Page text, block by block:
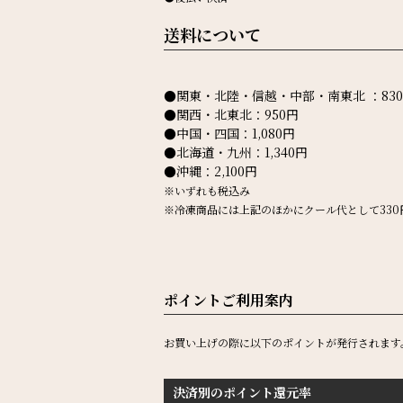
送料について
●関東・北陸・信越・中部・南東北 ：
●関西・北東北：950円
●中国・四国：1,080円
●北海道・九州：1,340円
●沖縄：2,100円
※いずれも税込み
※冷凍商品には上記のほかにクール代として330
ポイントご利用案内
お買い上げの際に以下のポイントが発行されます。
決済別のポイント還元率